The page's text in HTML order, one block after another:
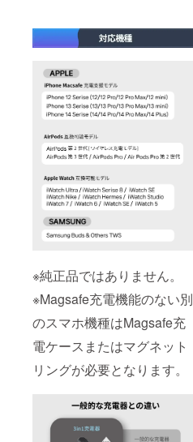
※純正品ではありません。
※Magsafe充電機能のない別
のスマホ機種はMagsafe充
電ケースまたはマグネット
リングが必要となります。